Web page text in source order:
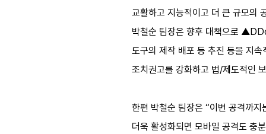
교활하고 지능적이고 더 큰 규모의
박철순 팀장은 향후 대책으로
도구의 제작 배포 등 추진 등을 지
조치권고를 강화하고 법/제도적인
한편 박철순 팀장은 “이번 공격까
더욱 활성화되면 모바일 공격도 충